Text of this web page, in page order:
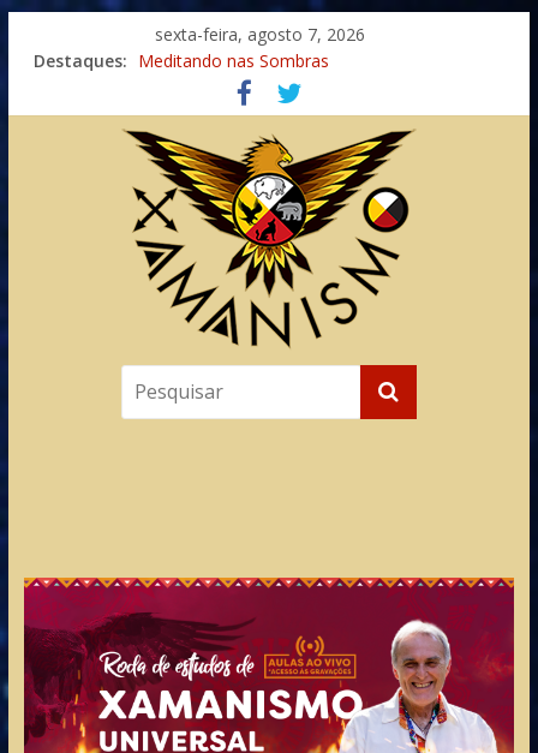
sexta-feira, agosto 7, 2026
Destaques: Meditando nas Sombras
Autosuficiência: A Jornada do Espírito Ancestral
Xamanismo Universal
Totens – Caminho Espiritual – Crescimento
Imaginação na Cura